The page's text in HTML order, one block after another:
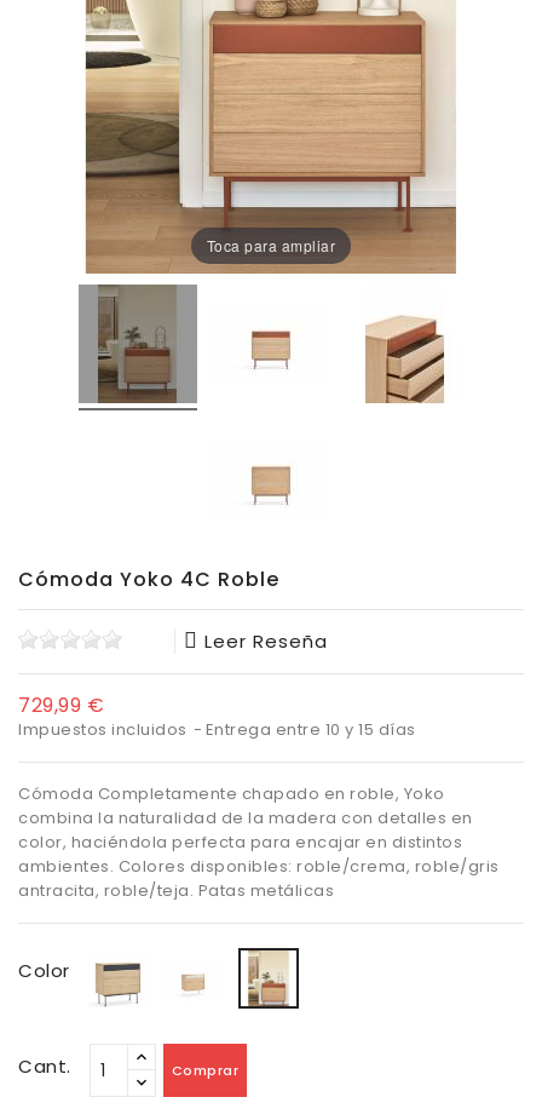
Oficina
Lámparas
Toca para ampliar
Cómoda Yoko 4C Roble
Leer Reseña
729,99 €
Impuestos incluidos Entrega entre 10 y 15 días
Cómoda Completamente chapado en roble, Yoko
combina la naturalidad de la madera con detalles en
color, haciéndola perfecta para encajar en distintos
ambientes. Colores disponibles: roble/crema, roble/gris
antracita, roble/teja. Patas metálicas
Color
Antracita
Crema
Cant. Comprar